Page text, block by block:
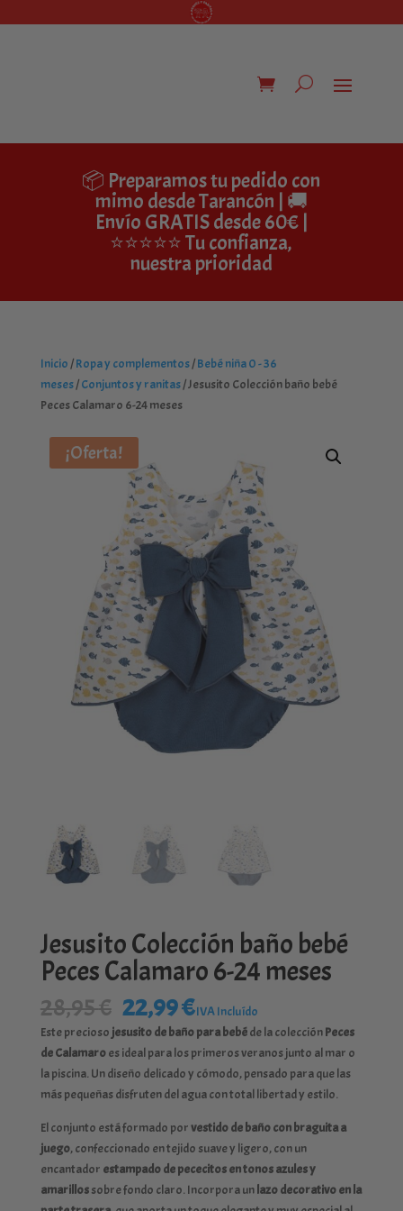
📦 Preparamos tu pedido con
mimo desde Tarancón | 🚚
Envío GRATIS desde 60€ |
⭐⭐⭐⭐⭐ Tu confianza,
nuestra prioridad
Inicio /Ropa y complementos/Bebé niña 0 - 36
meses/Conjuntos y ranitas/ Jesusito Colección baño bebé
Peces Calamaro 6-24 meses
¡Oferta!
Jesusito Colección baño bebé
Peces Calamaro 6-24 meses
28,95€ El
precio
original
era:
28,95 €.
22,99€El
precio
actual
es:
22,99 €.
IVA Incluído
Este precioso jesusito de baño para bebéde la colecciónPeces
de Calamaroes ideal para los primeros veranos junto al mar o
la piscina. Un diseño delicado y cómodo, pensado para que las
más pequeñas disfruten del agua con total libertad y estilo.
El conjunto está formado porvestido de baño con braguita a
juego, confeccionado en tejido suave y ligero, con un
encantador estampado de pececitos en tonos azules y
amarillossobre fondo claro. Incorpora un lazo decorativo en la